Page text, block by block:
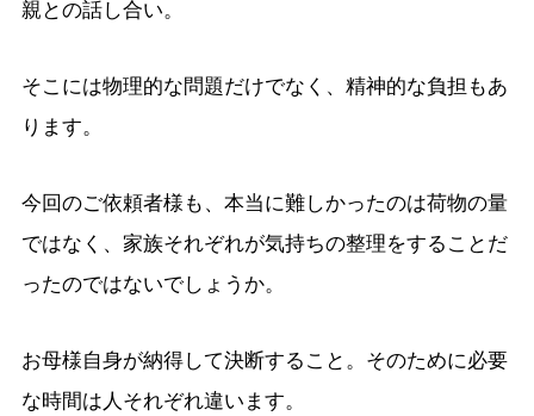
親との話し合い。
そこには物理的な問題だけでなく、精神的な負担もあ
ります。
今回のご依頼者様も、本当に難しかったのは荷物の量
ではなく、家族それぞれが気持ちの整理をすることだ
ったのではないでしょうか。
お母様自身が納得して決断すること。そのために必要
な時間は人それぞれ違います。